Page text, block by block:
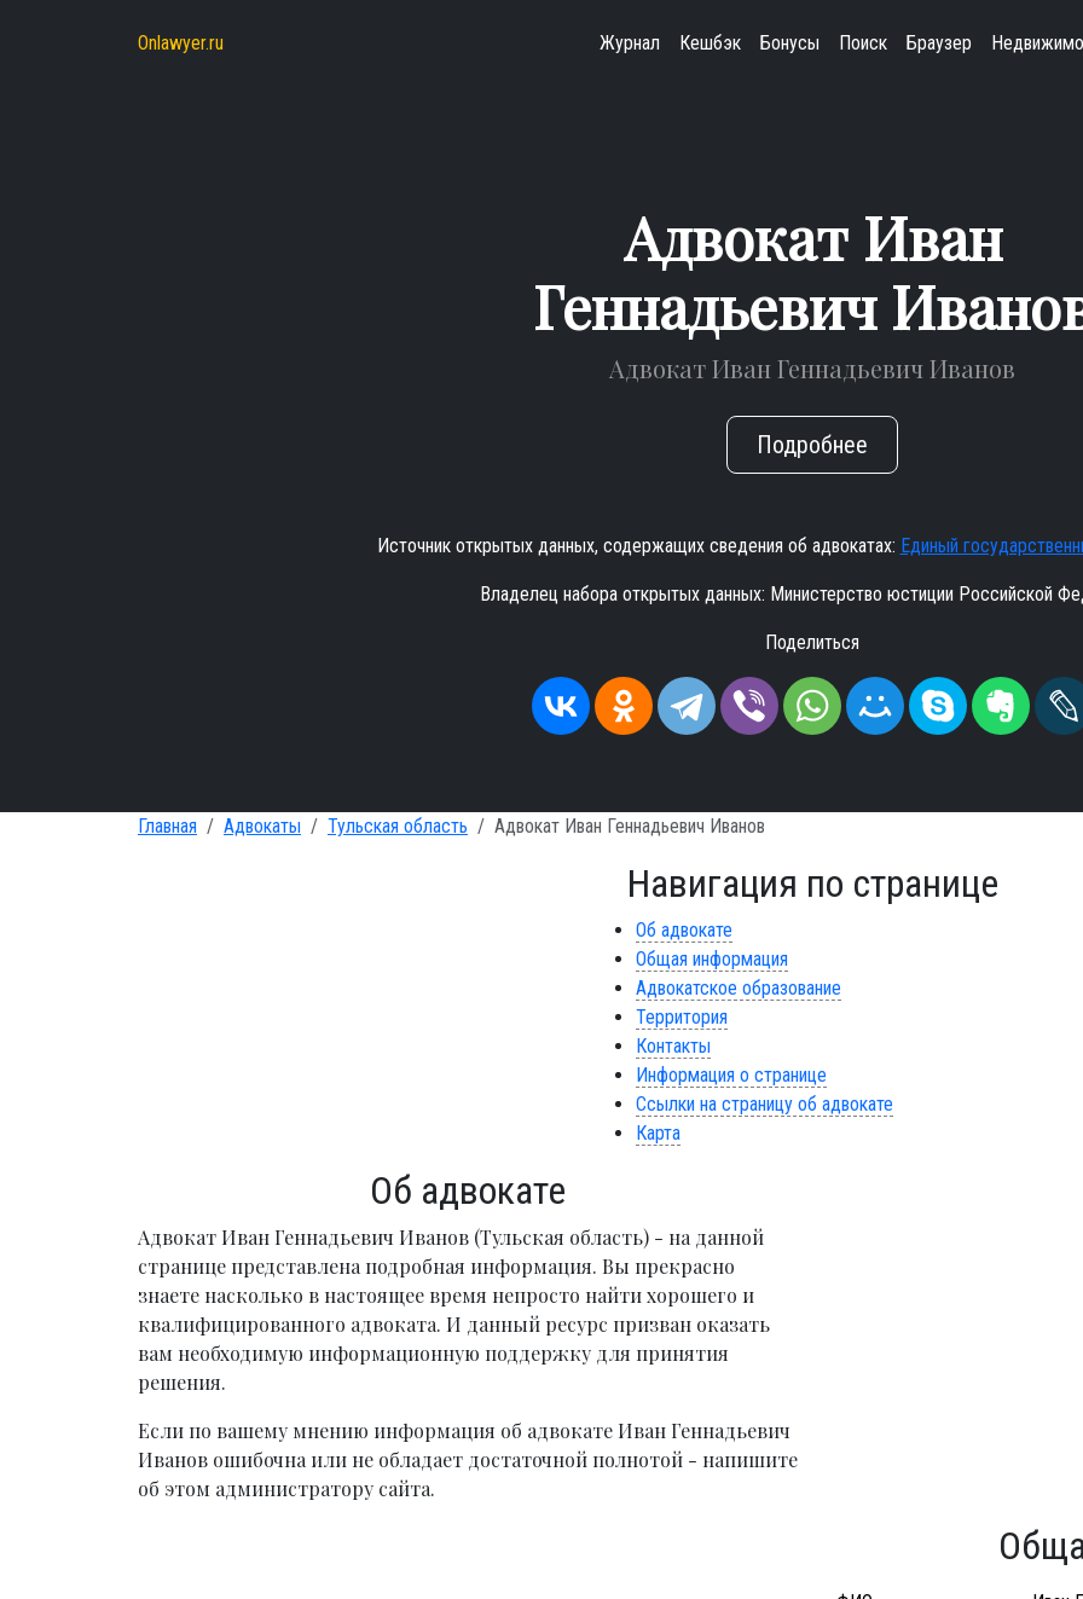
Onlawyer.ru Журнал Кешбэк Бонусы Поиск Браузер
Адвокат Иван
Геннадьевич
Адвокат Иван Геннадьевич Иванов
Подробнее
Источник открытых данных, содержащих сведения об адвокатах: Единый
Владелец набора открытых данных: Министерство юстиции Российской
Поделиться
Главная Адвокаты Тульская область Адвокат Иван Геннадьевич Иванов
Навигация по странице
Об адвокате
Общая информация
Адвокатское образование
Территория
Контакты
Информация о странице
Ссылки на страницу об адвокате
Карта
Об адвокате
Адвокат Иван Геннадьевич Иванов (Тульская область) - на данной
странице представлена подробная информация. Вы прекрасно
знаете насколько в настоящее время непросто найти хорошего и
квалифицированного адвоката. И данный ресурс призван оказать
вам необходимую информационную поддержку для принятия
решения.
Если по вашему мнению информация об адвокате Иван Геннадьевич
Иванов ошибочна или не обладает достаточной полнотой - напишите
об этом администратору сайта.